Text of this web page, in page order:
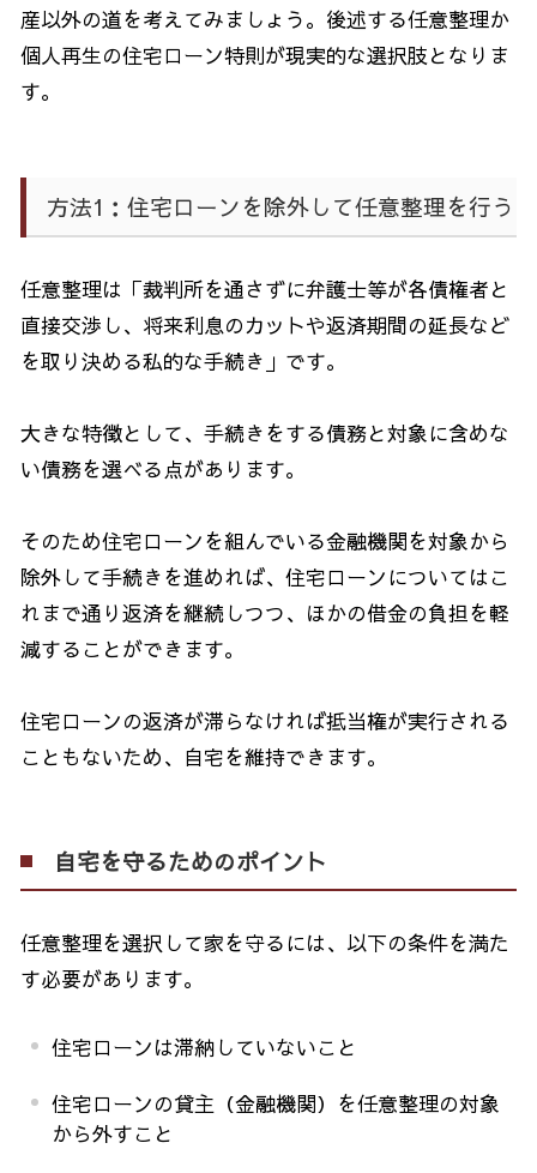
産以外の道を考えてみましょう。後述する任意整理か
個人再生の住宅ローン特則が現実的な選択肢となりま
す。
方法1 ：住宅ローンを除外して任意整理を行う
任意整理は「裁判所を通さずに弁護士等が各債権者と
直接交渉し、将来利息のカットや返済期間の延長など
を取り決める私的な手続き」です。
大きな特徴として、手続きをする債務と対象に含めな
い債務を選べる点があります。
そのため住宅ローンを組んでいる金融機関を対象から
除外して手続きを進めれば、住宅ローンについてはこ
れまで通り返済を継続しつつ、ほかの借金の負担を軽
減することができます。
住宅ローンの返済が滞らなければ抵当権が実行される
こともないため、自宅を維持できます。
自宅を守るためのポイント
任意整理を選択して家を守るには、以下の条件を満た
す必要があります。
住宅ローンは滞納していないこと
住宅ローンの貸主（金融機関）を任意整理の対象
から外すこと